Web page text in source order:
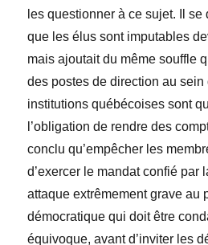
les questionner à ce sujet. Il
que les élus sont imputables
mais ajoutait du même souffle
des postes de direction au sein
institutions québécoises sont
l’obligation de rendre des
conclu qu’empêcher les
d’exercer le mandat confié par
attaque extrêmement grave au
démocratique qui doit être
équivoque, avant d’inviter les